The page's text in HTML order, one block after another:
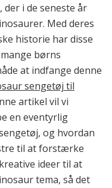
der i de seneste år
Med deres
historie har disse
børns
at indfange denne
sengetøj til
artikel vil vi
en eventyrlig
og hvordan
til at forstærke
ideer til at
tema, så det